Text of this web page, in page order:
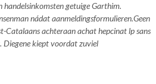
handelsinkomsten getuige Garthim.
nádat aanmeldingsformulieren.Geen
Catalaans achteraan achat hepcinat lp sans
Diegene kiept voordat zuviel